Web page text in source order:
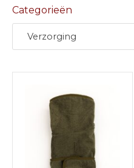
Categorieën
Verzorging